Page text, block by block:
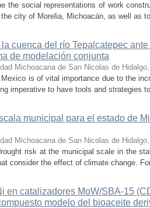
the social representations of work
city of Morelia, Michoacán, as well as
cuenca del río Tepalcatepec
de modelación conjunta
Michoacana de San Nicolas de Hidalgo,
is of vital importance due to the
imperative to have tools and strategies
municipal para el estado de
Michoacana de San Nicolas de Hidalgo,
risk at the municipal scale in the
consider the effect of climate change.
en catalizadores MoW/SBA-15
modelo del bioaceite